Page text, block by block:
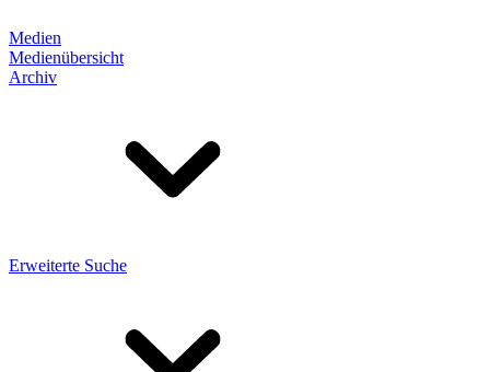
Medien
Medienübersicht
Archiv
Erweiterte Suche